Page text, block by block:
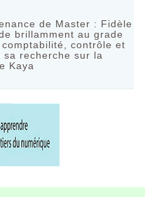
de Master : Fidèle
brillamment au grade
contrôle et
sa recherche sur la
Kaya